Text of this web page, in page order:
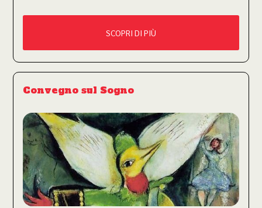
SCOPRI DI PIÙ
Convegno sul Sogno